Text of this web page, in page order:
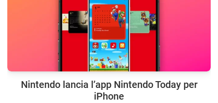
Nintendo lancia l’app Nintendo Today per
iPhone